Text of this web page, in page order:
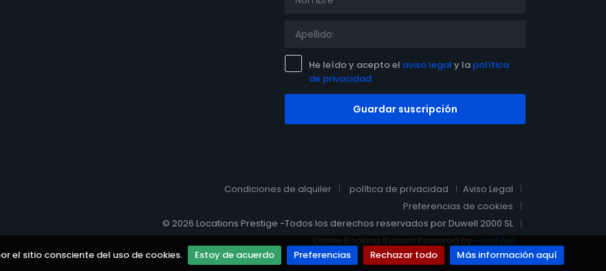
el sitio consciente del uso de cookies. Estoy de acuerdo Preferencias Rechazar todo Más información aquí
He leído y acepto el aviso legal y la política
de privacidad.
Guardar suscripción
Condiciones de alquiler política de privacidad
Aviso Legal
Preferencias de cookies
© 2026 Locations Prestige -Todos los derechos reservados por Duwell 2000 SL
Online Booking System Powered by i-rent.net